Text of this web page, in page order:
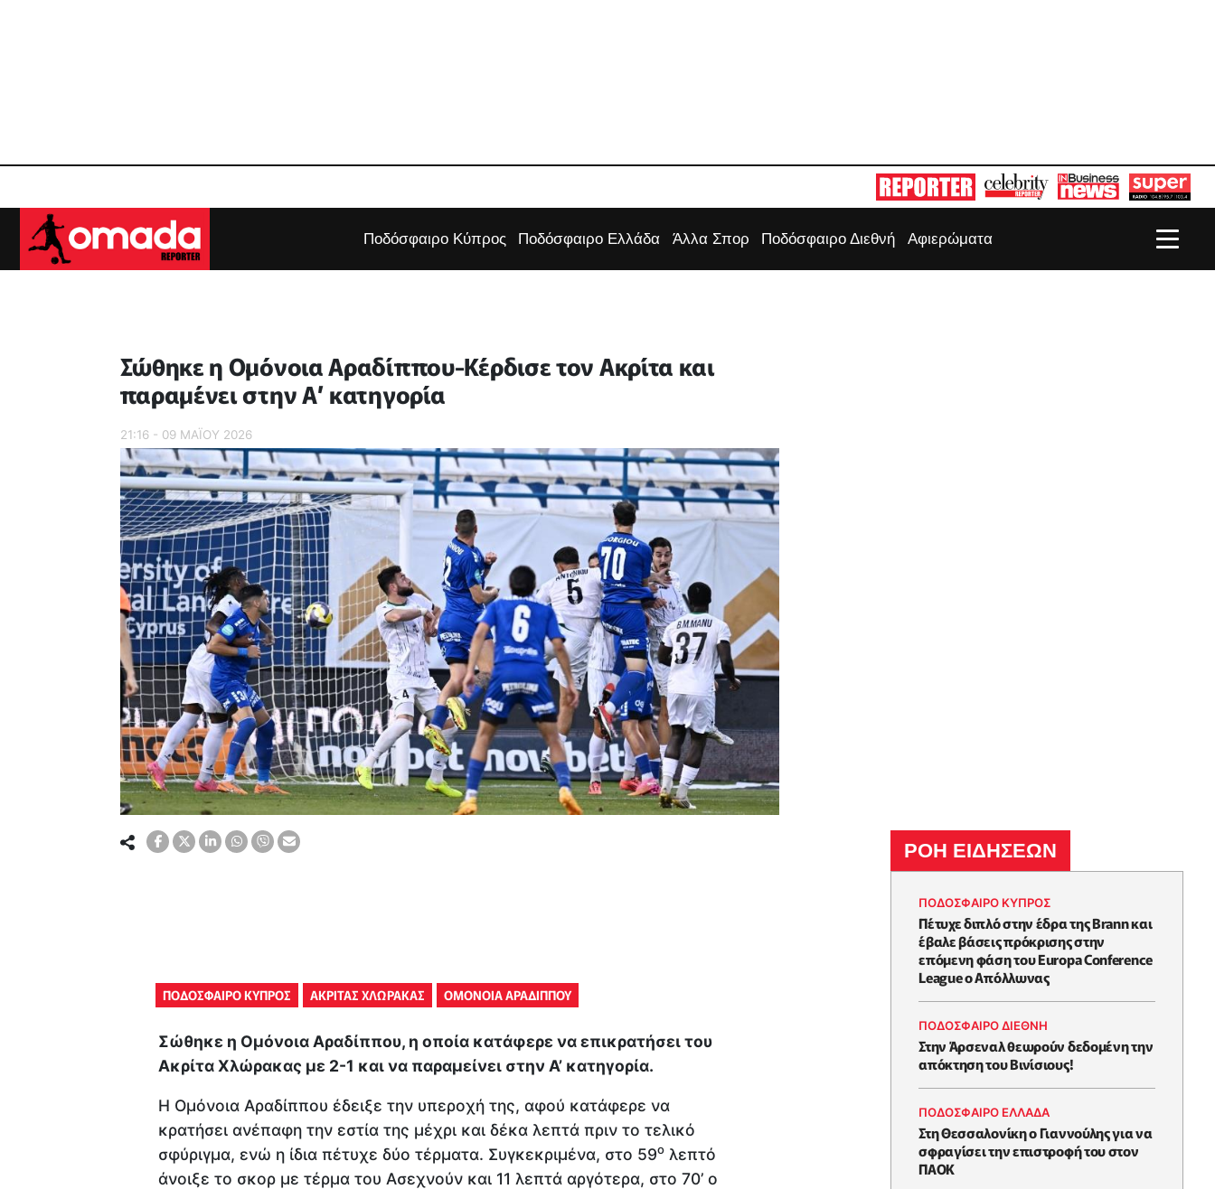
Ποδόσφαιρο Κύπρος Ποδόσφαιρο Ελλάδα Άλλα Σπορ Ποδόσφαιρο Διεθνή Αφιερώματα
Σώθηκε η Ομόνοια Αραδίππου-Κέρδισε τον Ακρίτα και
παραμένει στην Α’ κατηγορία
21:16 - 09 ΜΑΪ́ΟΥ 2026
ΠΟΔΟΣΦΑΙΡΟ ΚΥΠΡΟΣ ΑΚΡΙΤΑΣ ΧΛΩΡΑΚΑΣ ΟΜΟΝΟΙΑ ΑΡΑΔΙΠΠΟΥ
Σώθηκε η Ομόνοια Αραδίππου, η οποία κατάφερε να επικρατήσει του
Ακρίτα Χλώρακας με 2-1 και να παραμείνει στην Α’ κατηγορία.
Η Ομόνοια Αραδίππου έδειξε την υπεροχή της, αφού κατάφερε να
κρατήσει ανέπαφη την εστία της μέχρι και δέκα λεπτά πριν το τελικό
σφύριγμα, ενώ η ίδια πέτυχε δύο τέρματα. Συγκεκριμένα, στο 59ολεπτό
άνοιξε το σκορ με τέρμα του Ασεχνούν και 11 λεπτά αργότερα, στο 70’ ο
ΡΟΗ ΕΙΔΗΣΕΩΝ
ΠΟΔΟΣΦΑΙΡΟ ΚΥΠΡΟΣ
Πέτυχε διπλό στην έδρα της Brann και
έβαλε βάσεις πρόκρισης στην
επόμενη φάση του Europa Conference
League ο Απόλλωνας
ΠΟΔΟΣΦΑΙΡΟ ΔΙΕΘΝΗ
Στην Άρσεναλ θεωρούν δεδομένη την
απόκτηση του Βινίσιους!
ΠΟΔΟΣΦΑΙΡΟ ΕΛΛΑΔΑ
Στη Θεσσαλονίκη ο Γιαννούλης για να
σφραγίσει την επιστροφή του στον
ΠΑΟΚ